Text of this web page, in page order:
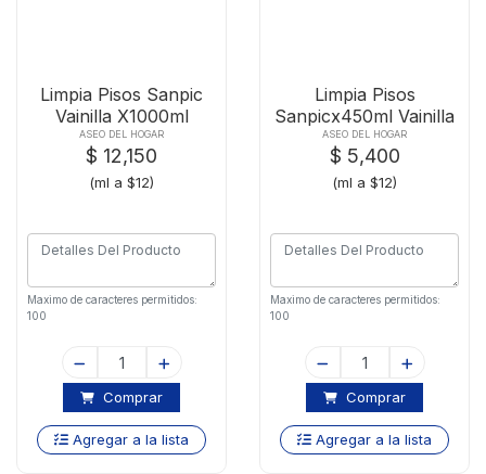
Limpia Pisos Sanpic
Vainilla X1000ml
ASEO DEL HOGAR
$ 12,150
(ml a $12)
Maximo de caracteres permitidos:
100
Comprar
Agregar a la lista
Limpia Pisos
Sanpicx450ml Vainilla
D-p
ASEO DEL HOGAR
$ 5,400
(ml a $12)
Maximo de caracteres permitidos:
100
Comprar
Agregar a la lista